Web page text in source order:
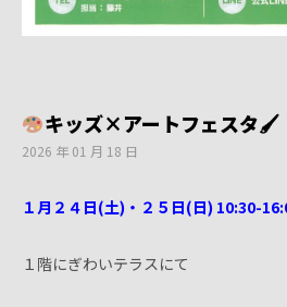
キッズ×アートフェスタ🖌
2026 年 01 月 18 日
１月２４日(土)・２５日(日) 10:30-
１階にぎわいテラスにて